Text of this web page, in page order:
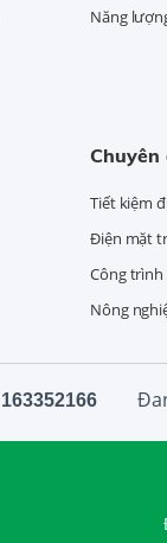
Năng
Chuyên
Tiết kiệm
Điện mặt
Công trình
Nông
163352166